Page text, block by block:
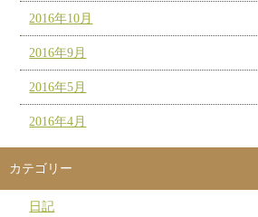
2016年10月
2016年9月
2016年5月
2016年4月
カテゴリー
日記